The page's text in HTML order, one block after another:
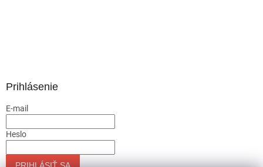
Prihlásenie
E-mail
Heslo
PRIHLÁSIŤ SA